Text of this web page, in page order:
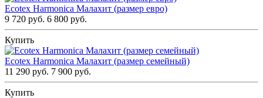
Ecotex Harmonica Малахит (размер евро)
9 720 руб. 6 800 руб.
Купить
Ecotex Harmonica Малахит (размер семейный)
11 290 руб. 7 900 руб.
Купить